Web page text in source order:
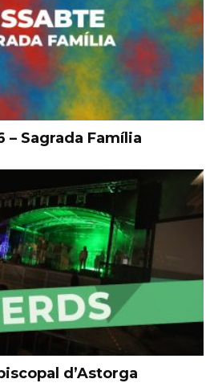
– Sagrada Família
d’Astorga